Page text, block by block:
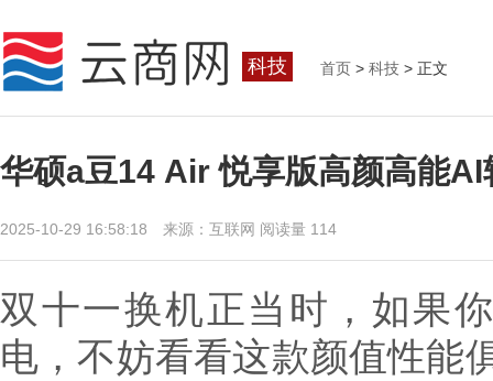
科技 首页 > 科技 > 正文
华硕a豆14 Air 悦享版高颜高能
2025-10-29 16:58:18 来源：互联网 阅读量 114
双十一换机正当时，如果
电，不妨看看这款颜值性能